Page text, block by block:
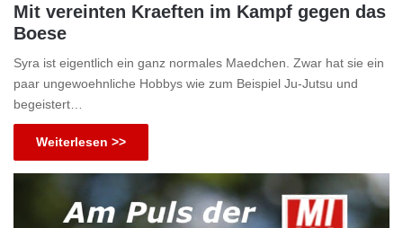
Mit vereinten Kraeften im Kampf gegen das
Boese
Syra ist eigentlich ein ganz normales Maedchen. Zwar hat sie ein
paar ungewoehnliche Hobbys wie zum Beispiel Ju-Jutsu und
begeistert…
Weiterlesen >>